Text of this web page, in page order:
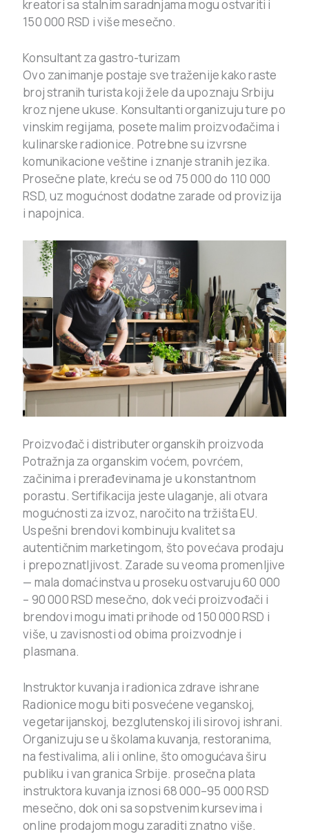
kreatori sa stalnim saradnjama mogu ostvariti i
150 000 RSD i više mesečno.
Konsultant za gastro-turizam
Ovo zanimanje postaje sve traženije kako raste
broj stranih turista koji žele da upoznaju Srbiju
kroz njene ukuse. Konsultanti organizuju ture po
vinskim regijama, posete malim proizvođačima i
kulinarske radionice. Potrebne su izvrsne
komunikacione veštine i znanje stranih jezika.
Prosečne plate, kreću se od 75 000 do 110 000
RSD, uz mogućnost dodatne zarade od provizija
i napojnica.
Proizvođač i distributer organskih proizvoda
Potražnja za organskim voćem, povrćem,
začinima i prerađevinama je u konstantnom
porastu. Sertifikacija jeste ulaganje, ali otvara
mogućnosti za izvoz, naročito na tržišta EU.
Uspešni brendovi kombinuju kvalitet sa
autentičnim marketingom, što povećava prodaju
i prepoznatljivost. Zarade su veoma promenljive
— mala domaćinstva u proseku ostvaruju 60 000
– 90 000 RSD mesečno, dok veći proizvođači i
brendovi mogu imati prihode od 150 000 RSD i
više, u zavisnosti od obima proizvodnje i
plasmana.
Instruktor kuvanja i radionica zdrave ishrane
Radionice mogu biti posvećene veganskoj,
vegetarijanskoj, bezglutenskoj ili sirovoj ishrani.
Organizuju se u školama kuvanja, restoranima,
na festivalima, ali i online, što omogućava širu
publiku i van granica Srbije. prosečna plata
instruktora kuvanja iznosi 68 000–95 000 RSD
mesečno, dok oni sa sopstvenim kursevima i
online prodajom mogu zaraditi znatno više.